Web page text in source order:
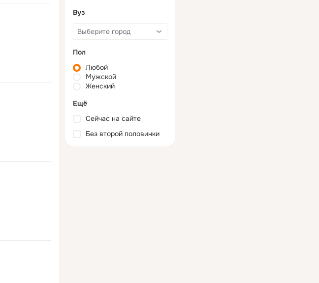
Вуз
Пол
Любой
Мужской
Женский
Ещё
Сейчас на сайте
Без второй половинки